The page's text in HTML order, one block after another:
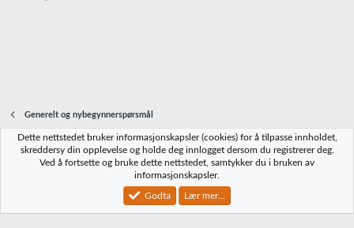
Generelt og nybegynnerspørsmål
Norbrygg-default
Vilkår og regler Personvernregler
Community platform by XenForo® © 2010-2023 XenForo Ltd.
Dette nettstedet bruker informasjonskapsler (cookies) for å tilpasse innholdet,
skreddersy din opplevelse og holde deg innlogget dersom du registrerer deg.
Ved å fortsette og bruke dette nettstedet, samtykker du i bruken av
informasjonskapsler.
Godta Lær mer...